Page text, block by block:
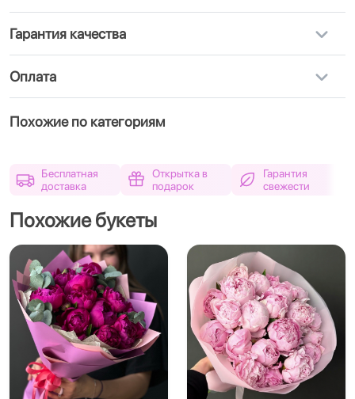
Гарантия качества
Оплата
Похожие по категориям
Бесплатная
доставка
Открытка в
подарок
Гарантия
свежести
Похожие букеты